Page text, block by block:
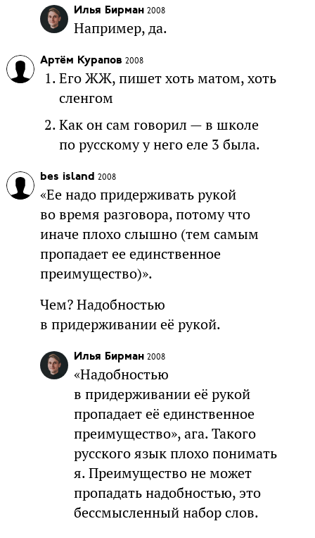
Илья Бирман 2008
Например, да.
Артём Курапов 2008
Его ЖЖ, пишет хоть матом, хоть
сленгом
Как он сам говорил — в школе
по русскому у него еле 3 была.
bes island 2008
«Ее надо придерживать рукой
во время разговора, потому что
иначе плохо слышно (тем самым
пропадает ее единственное
преимущество)».
Чем? Надобностью
в придерживании её рукой.
Илья Бирман 2008
«Надобностью
в придерживании её рукой
пропадает её единственное
преимущество», ага. Такого
русского язык плохо понимать
я. Преимущество не может
пропадать надобностью, это
бессмысленный набор слов.